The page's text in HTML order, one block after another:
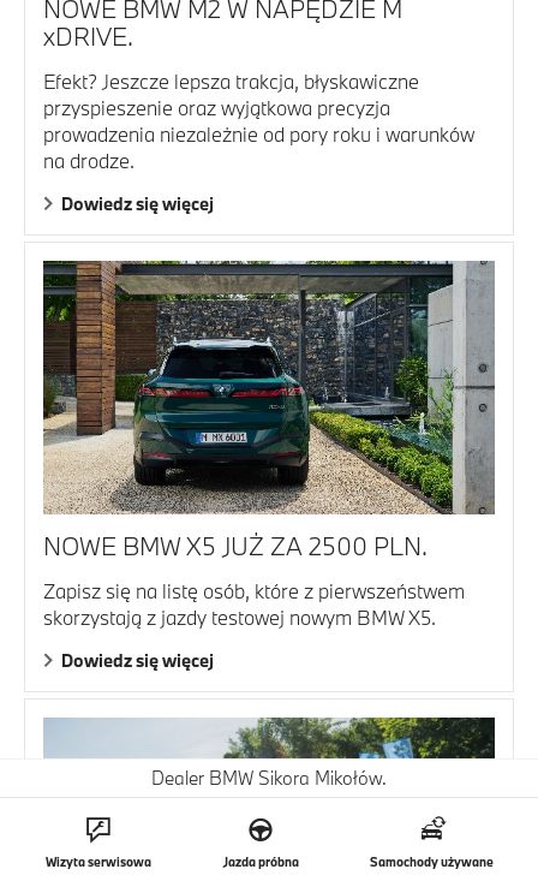
NOWE BMW M2 W NAPĘDZIE M
xDRIVE.
Efekt? Jeszcze lepsza trakcja, błyskawiczne
przyspieszenie oraz wyjątkowa precyzja
prowadzenia niezależnie od pory roku i warunków
na drodze.
Dowiedz się więcej
NOWE BMW X5 JUŻ ZA 2500 PLN.
Zapisz się na listę osób, które z pierwszeństwem
skorzystają z jazdy testowej nowym BMW X5.
Dowiedz się więcej
Dealer BMW Sikora Mikołów.
Wizyta serwisowa Jazda próbna Samochody używane